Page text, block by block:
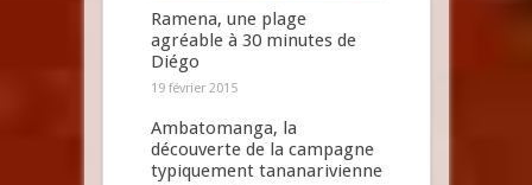
Ramena, une plage
agréable à 30 minutes de
Diégo
19 février 2015
Ambatomanga, la
découverte de la campagne
typiquement tananarivienne